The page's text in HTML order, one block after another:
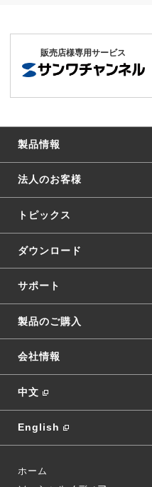
販売店様専用サービス
製品情報
法人のお客様
トピックス
ダウンロード
サポート
製品のご購入
会社情報
中文
English
ホーム